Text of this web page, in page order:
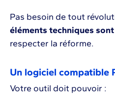
Pas besoin de tout
éléments techniques
respecter la réforme.
Un logiciel compatible
Votre outil doit pouvoir :